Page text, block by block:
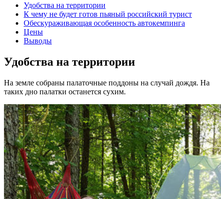
Удобства на территории
К чему не будет готов пьяный российский турист
Обескураживающая особенность автокемпинга
Цены
Выводы
Удобства на территории
На земле собраны палаточные поддоны на случай дождя. На
таких дно палатки останется сухим.